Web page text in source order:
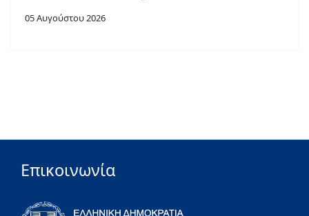
05 Αυγούστου 2026
Επικοινωνία